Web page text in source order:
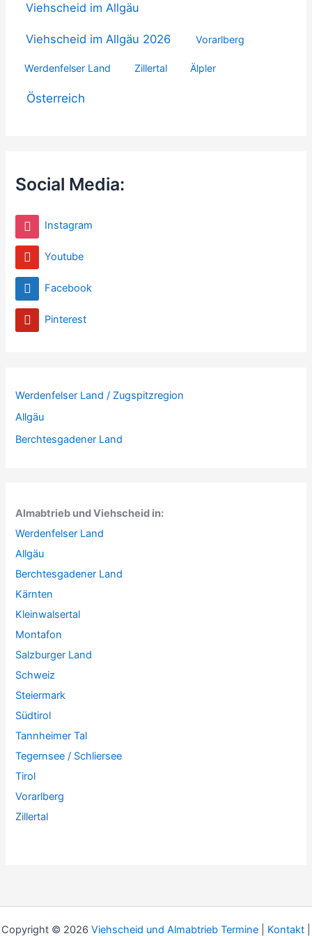
Viehscheid im Allgäu
Viehscheid im Allgäu 2026 Vorarlberg
Werdenfelser Land Zillertal Älpler
Österreich
Social Media:
Instagram
Youtube
Facebook
Pinterest
Werdenfelser Land / Zugspitzregion
Allgäu
Berchtesgadener Land
Almabtrieb und Viehscheid in:
Werdenfelser Land
Allgäu
Berchtesgadener Land
Kärnten
Kleinwalsertal
Montafon
Salzburger Land
Schweiz
Steiermark
Südtirol
Tannheimer Tal
Tegernsee / Schliersee
Tirol
Vorarlberg
Zillertal
Copyright © 2026 Viehscheid und Almabtrieb Termine Kontakt